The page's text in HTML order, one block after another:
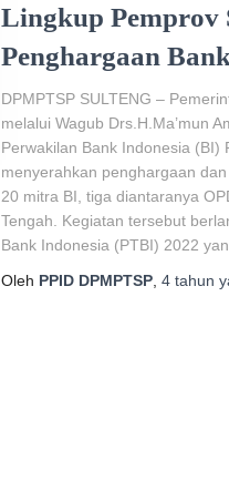
Lingkup Pemprov
Penghargaan
DPMPTSP SULTENG –
melalui Wagub Drs.H.Ma’mun
Perwakilan Bank Indonesia (BI)
menyerahkan penghargaan
20 mitra BI, tiga diantaranya
Tengah. Kegiatan tersebut
Bank Indonesia (PTBI) 2022
Oleh PPID DPMPTSP 4 tahun